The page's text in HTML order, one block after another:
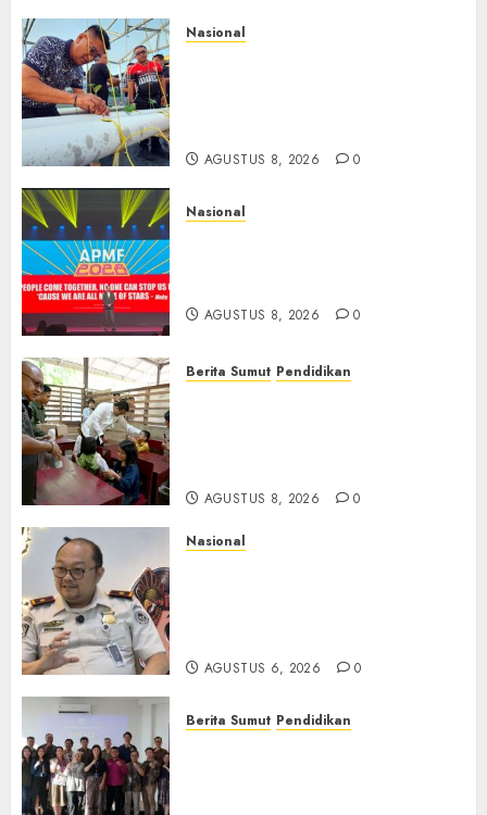
Nasional
AGUSTUS 8, 2026 0
Nasional
AGUSTUS 8, 2026 0
Berita Sumut Pendidikan
AGUSTUS 8, 2026 0
Nasional
AGUSTUS 6, 2026 0
Berita Sumut Pendidikan